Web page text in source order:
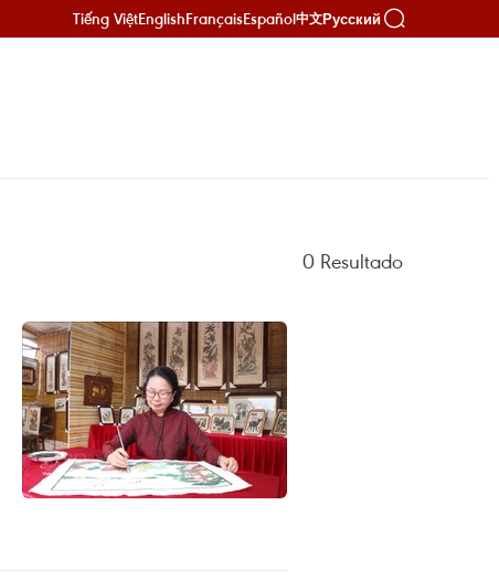
Tiếng ViệtEnglishFrançaisEspañol中文Русский
0 Resultado